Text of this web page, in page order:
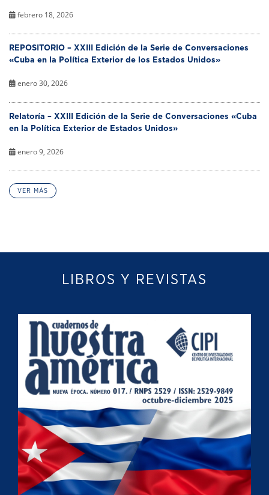
febrero 18, 2026
REPOSITORIO – XXIII Edición de la Serie de Conversaciones
«Cuba en la Política Exterior de los Estados Unidos»
enero 30, 2026
Relatoría – XXIII Edición de la Serie de Conversaciones «Cuba
en la Política Exterior de Estados Unidos»
enero 9, 2026
VER MÁS
LIBROS Y REVISTAS